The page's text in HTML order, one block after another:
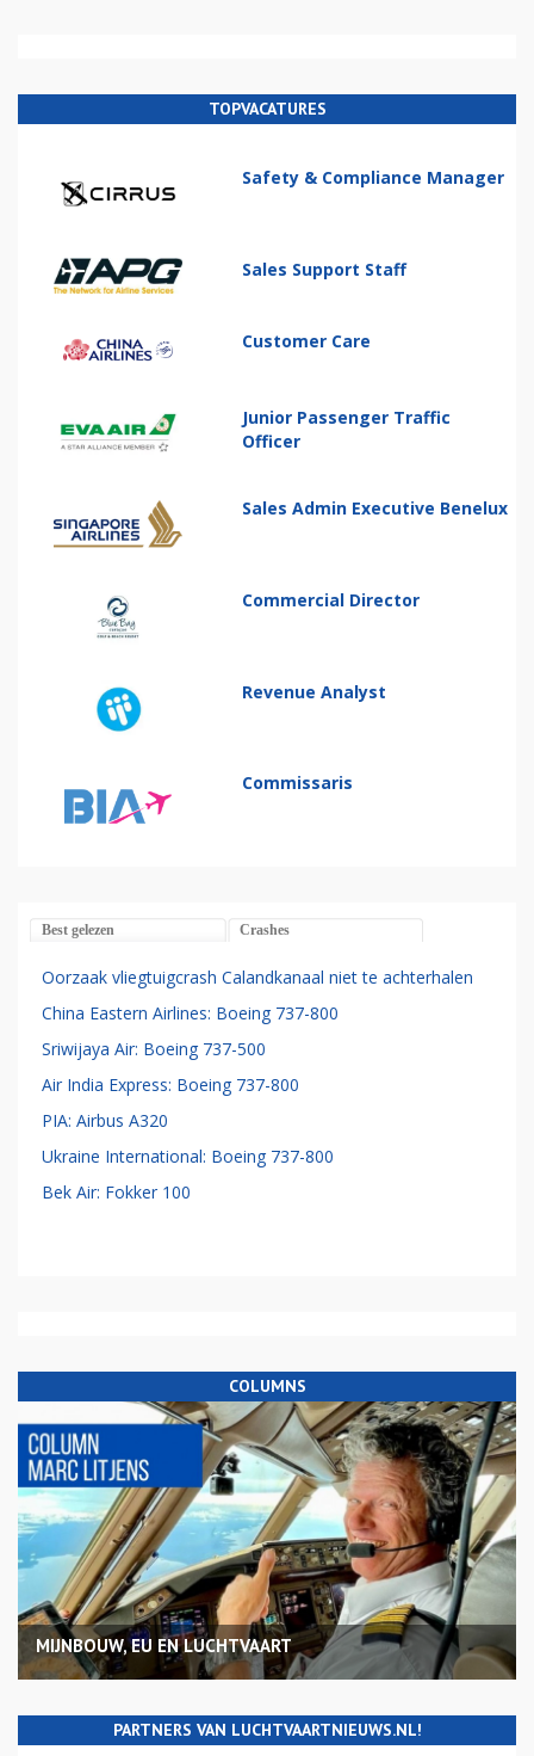
TOPVACATURES
Safety & Compliance Manager
Sales Support Staff
Customer Care
Junior Passenger Traffic
Officer
Sales Admin Executive Benelux
Commercial Director
Revenue Analyst
Commissaris
Best gelezen Crashes
Oorzaak vliegtuigcrash Calandkanaal niet te achterhalen
China Eastern Airlines: Boeing 737-800
Sriwijaya Air: Boeing 737-500
Air India Express: Boeing 737-800
PIA: Airbus A320
Ukraine International: Boeing 737-800
Bek Air: Fokker 100
COLUMNS
MIJNBOUW, EU EN LUCHTVAART
PARTNERS VAN LUCHTVAARTNIEUWS.NL!